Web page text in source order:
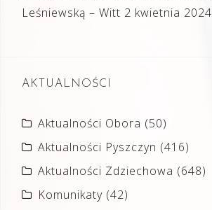
Leśniewską – Witt 2 kwietnia 2024
AKTUALNOŚCI
Aktualności Obora (50)
Aktualności Pyszczyn (416)
Aktualności Zdziechowa (648)
Komunikaty (42)